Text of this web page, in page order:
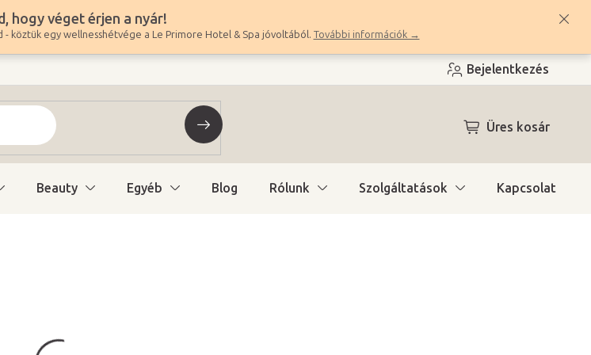
hogy véget érjen a nyár!
köztük egy wellnesshétvége a Le Primore Hotel & Spa jóvoltából. További információk →
Bejelentkezés
KOSÁR
Üres kosár
Beauty Egyéb Blog Rólunk Szolgáltatások Kapcsolat